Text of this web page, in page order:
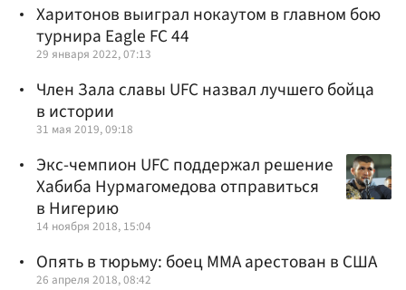
Харитонов выиграл нокаутом в главном бою
турнира Eagle FC 44
29 января 2022, 07:13
Член Зала славы UFC назвал лучшего бойца
в истории
31 мая 2019, 09:18
Экс-чемпион UFC поддержал решение
Хабиба Нурмагомедова отправиться
в Нигерию
14 ноября 2018, 15:04
Опять в тюрьму: боец ММА арестован в США
26 апреля 2018, 08:42